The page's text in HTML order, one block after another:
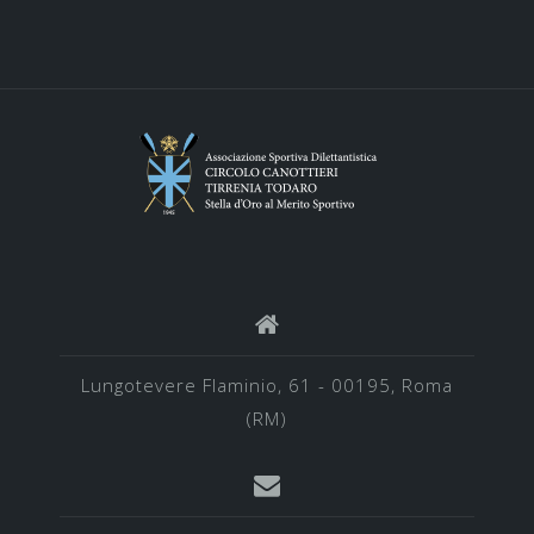
Lungotevere Flaminio, 61 - 00195, Roma
(RM)